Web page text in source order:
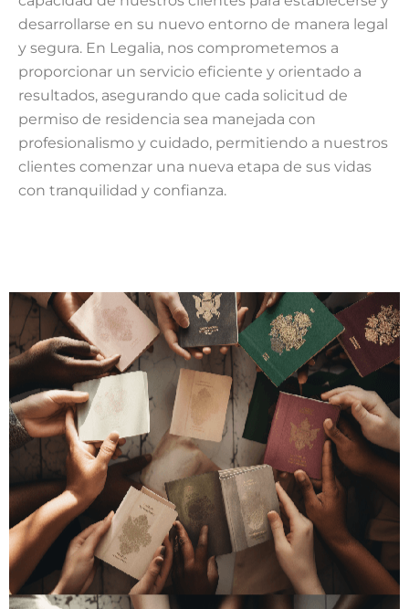
desarrollarse en su nuevo entorno de manera legal
y segura. En Legalia, nos comprometemos a
proporcionar un servicio eficiente y orientado a
resultados, asegurando que cada solicitud de
permiso de residencia sea manejada con
profesionalismo y cuidado, permitiendo a nuestros
clientes comenzar una nueva etapa de sus vidas
con tranquilidad y confianza.